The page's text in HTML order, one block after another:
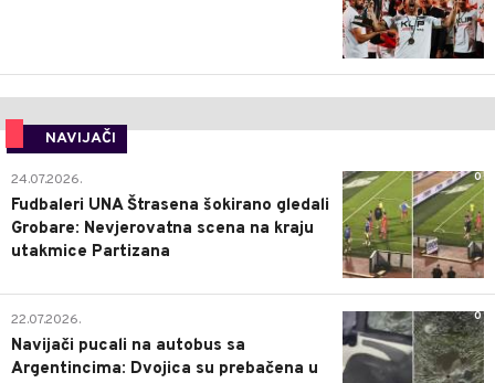
NAVIJAČI
0
24.07.2026.
Fudbaleri UNA Štrasena šokirano gledali
Grobare: Nevjerovatna scena na kraju
utakmice Partizana
0
22.07.2026.
Navijači pucali na autobus sa
Argentincima: Dvojica su prebačena u